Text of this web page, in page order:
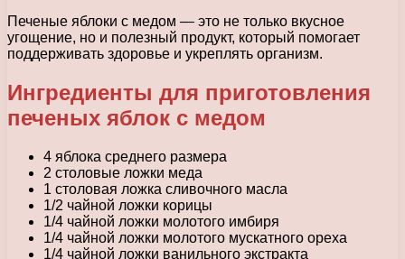
Печеные яблоки с медом — это не только вкусное
угощение, но и полезный продукт, который помогает
поддерживать здоровье и укреплять организм.
Ингредиенты для приготовления
печеных яблок с медом
4 яблока среднего размера
2 столовые ложки меда
1 столовая ложка сливочного масла
1/2 чайной ложки корицы
1/4 чайной ложки молотого имбиря
1/4 чайной ложки молотого мускатного ореха
1/4 чайной ложки ванильного экстракта